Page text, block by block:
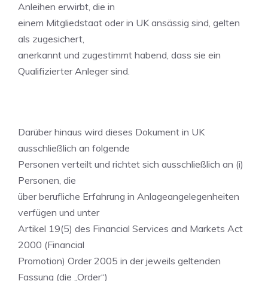
Anleihen erwirbt, die in
einem Mitgliedstaat oder in UK ansässig sind, gelten
als zugesichert,
anerkannt und zugestimmt habend, dass sie ein
Qualifizierter Anleger sind.
Darüber hinaus wird dieses Dokument in UK
ausschließlich an folgende
Personen verteilt und richtet sich ausschließlich an (i)
Personen, die
über berufliche Erfahrung in Anlageangelegenheiten
verfügen und unter
Artikel 19(5) des Financial Services and Markets Act
2000 (Financial
Promotion) Order 2005 in der jeweils geltenden
Fassung (die „Order“)